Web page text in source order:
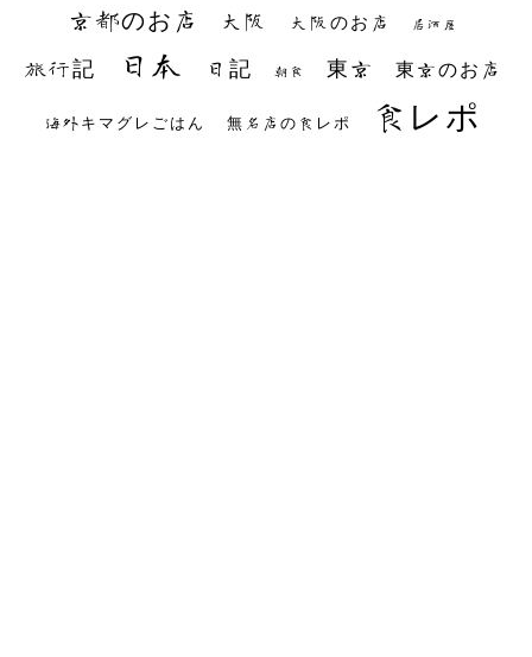
京都のお店 大阪 大阪のお店 居酒屋
旅行記 日本 日記 朝食 東京 東京のお店
海外キマグレごはん 無名店の食レポ 食レポ